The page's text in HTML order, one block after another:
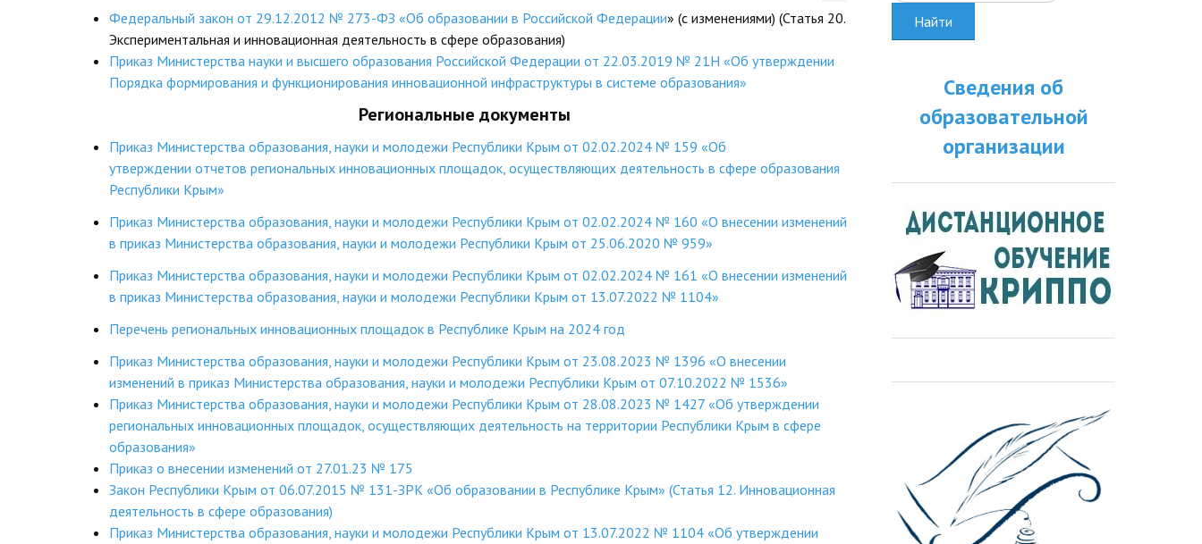
Федеральный закон от 29.12.2012 № 273-ФЗ «Об образовании в Российской Федерации» (с изменениями) (Статья 20.
Экспериментальная и инновационная деятельность в сфере образования)
Приказ Министерства науки и высшего образования Российской Федерации от 22.03.2019 № 21Н «Об утверждении
Порядка формирования и функционирования инновационной инфраструктуры в системе образования»
Региональные документы
Приказ Министерства образования, науки и молодежи Республики Крым от 02.02.2024 № 159 «Об
утверждении отчетов региональных инновационных площадок, осуществляющих деятельность в сфере образования
Республики Крым»
Приказ Министерства образования, науки и молодежи Республики Крым от 02.02.2024 № 160 «О внесении изменений
в приказ Министерства образования, науки и молодежи Республики Крым от 25.06.2020 № 959»
Приказ Министерства образования, науки и молодежи Республики Крым от 02.02.2024 № 161 «О внесении изменений
в приказ Министерства образования, науки и молодежи Республики Крым от 13.07.2022 № 1104»
Перечень региональных инновационных площадок в Республике Крым на 2024 год
Приказ Министерства образования, науки и молодежи Республики Крым от 23.08.2023 № 1396 «О внесении
изменений в приказ Министерства образования, науки и молодежи Республики Крым от 07.10.2022 № 1536»
Приказ Министерства образования, науки и молодежи Республики Крым от 28.08.2023 № 1427 «Об утверждении
региональных инновационных площадок, осуществляющих деятельность на территории Республики Крым в сфере
образования»
Приказ о внесении изменений от 27.01.23 № 175
Закон Республики Крым от 06.07.2015 № 131-ЗРК «Об образовании в Республике Крым» (Статья 12. Инновационная
деятельность в сфере образования)
Приказ Министерства образования, науки и молодежи Республики Крым от 13.07.2022 № 1104 «Об утверждении
Найти
Сведения об
образовательной
организации